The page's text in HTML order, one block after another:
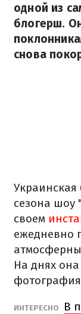
одной из
блогерш.
снова
сезона шоу
своем
ежедневно
На днях
ИНТЕРЕСНО
В